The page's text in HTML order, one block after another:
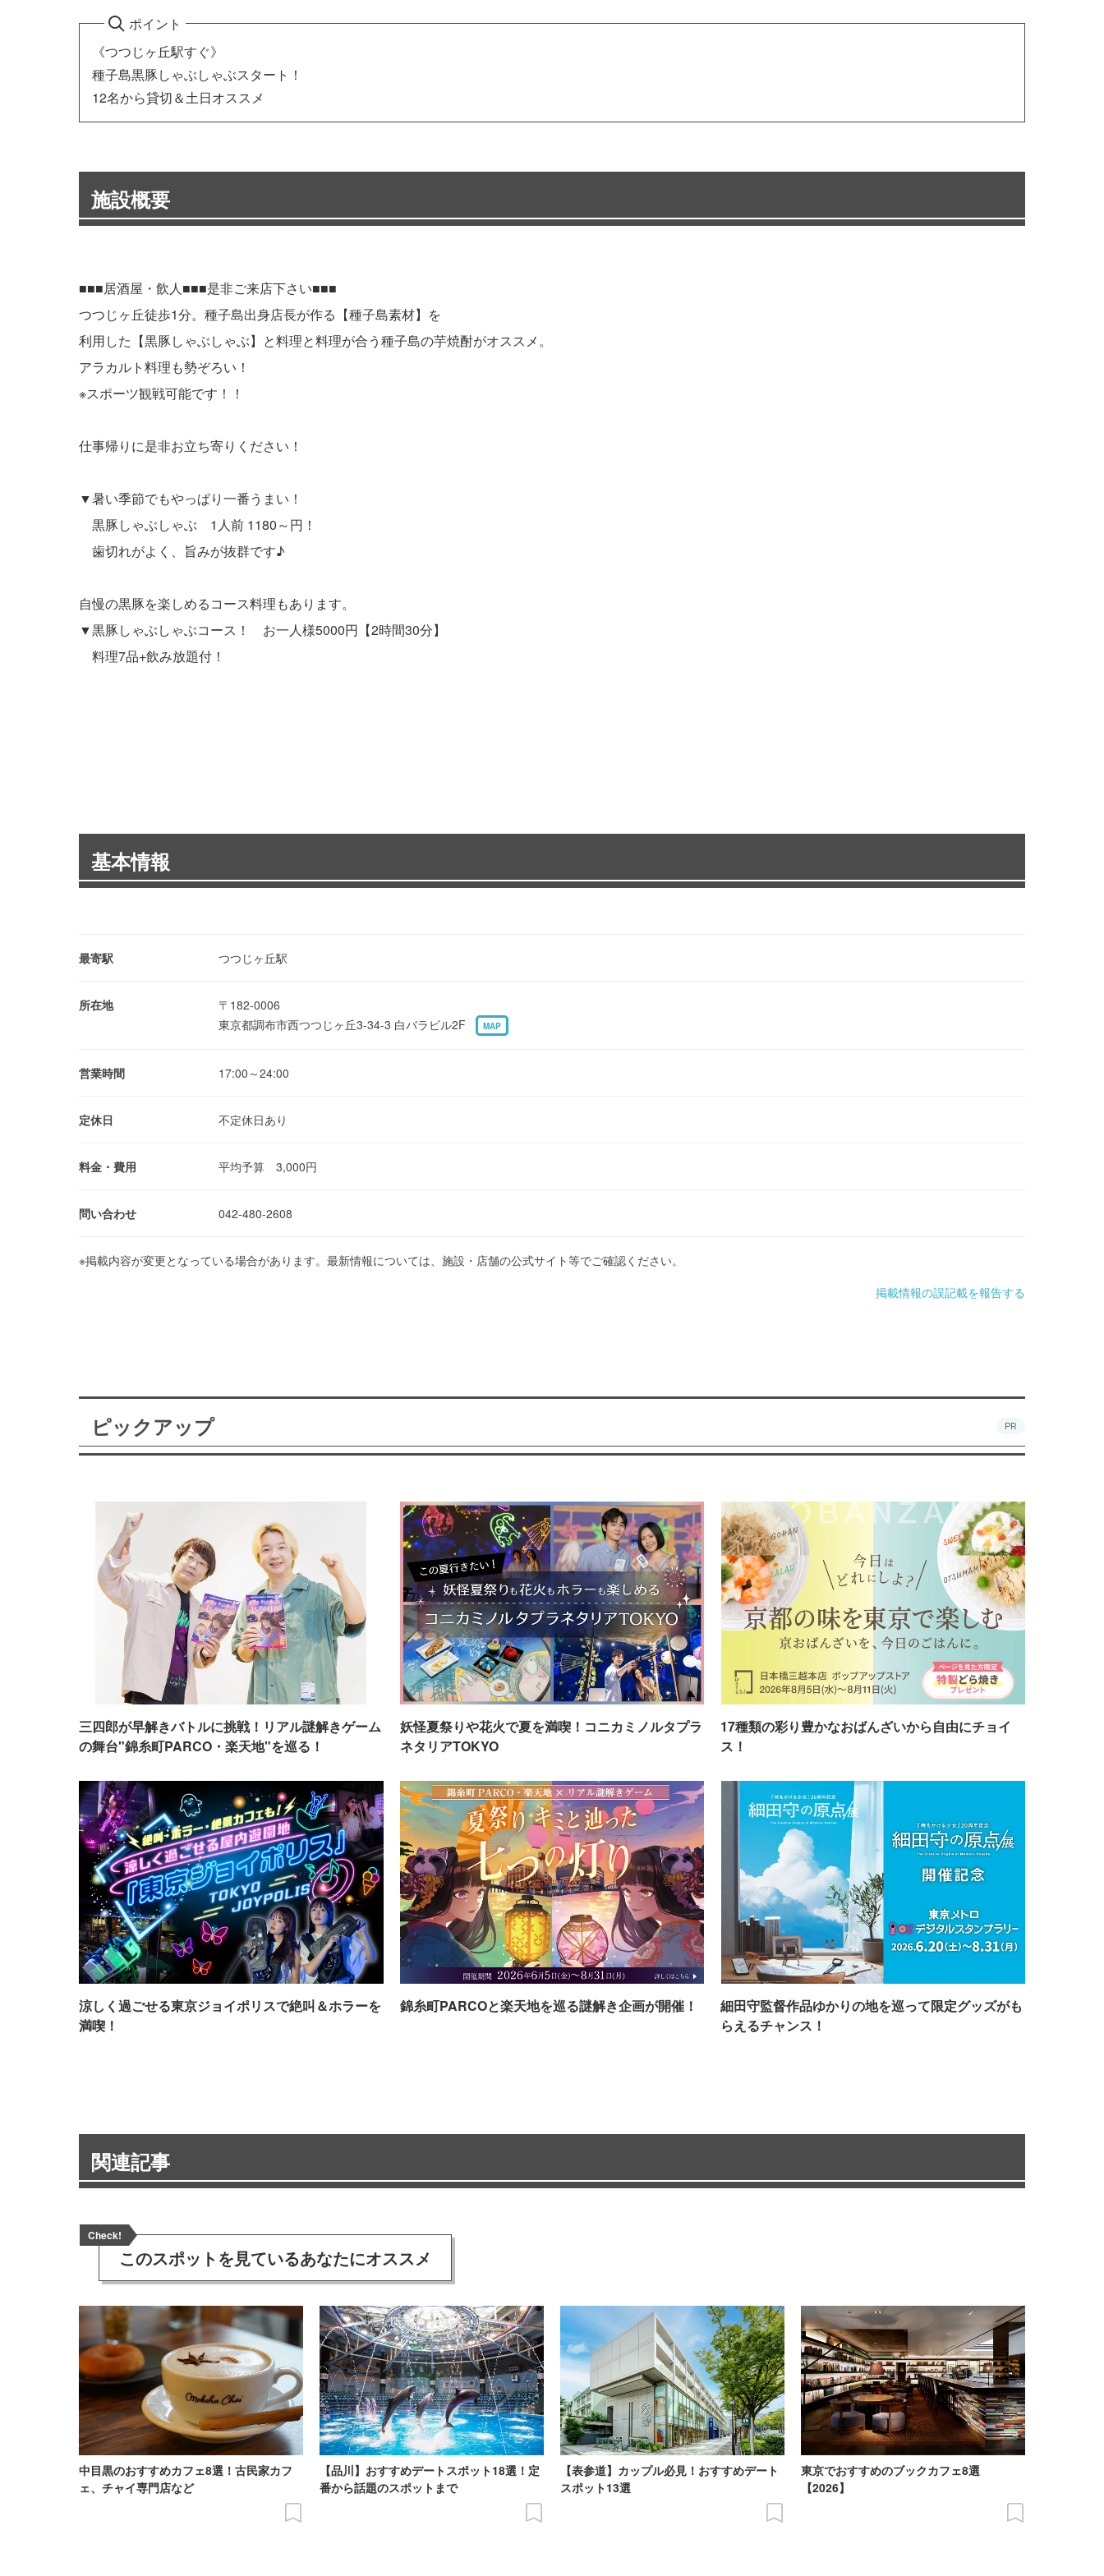
ポイント
《つつじヶ丘駅すぐ》
種子島黒豚しゃぶしゃぶスタート！
12名から貸切＆土日オススメ
施設概要
■■■居酒屋・飲人■■■是非ご来店下さい■■■
つつじヶ丘徒歩1分。種子島出身店長が作る【種子島素材】を
利用した【黒豚しゃぶしゃぶ】と料理と料理が合う種子島の芋焼酎がオススメ。
アラカルト料理も勢ぞろい！
※スポーツ観戦可能です！！
仕事帰りに是非お立ち寄りください！
▼暑い季節でもやっぱり一番うまい！
黒豚しゃぶしゃぶ 1人前 1180～円！
歯切れがよく、旨みが抜群です♪
自慢の黒豚を楽しめるコース料理もあります。
▼黒豚しゃぶしゃぶコース！ お一人様5000円【2時間30分】
料理7品+飲み放題付！
基本情報
最寄駅 つつじヶ丘駅
所在地
〒182-0006
東京都調布市西つつじヶ丘3-34-3 白バラビル2F
MAP
営業時間 17:00～24:00
定休日 不定休日あり
料金・費用 平均予算 3,000円
問い合わせ 042-480-2608
※掲載内容が変更となっている場合があります。最新情報については、施設・店舗の公式サイト等でご確認ください。
掲載情報の誤記載を報告する
ピックアップ PR
三四郎が早解きバトルに挑戦！リアル謎解きゲーム
の舞台"錦糸町PARCO・楽天地"を巡る！
妖怪夏祭りや花火で夏を満喫！コニカミノルタプラ
ネタリアTOKYO
17種類の彩り豊かなおばんざいから自由にチョイ
ス！
涼しく過ごせる東京ジョイポリスで絶叫＆ホラーを
満喫！
錦糸町PARCOと楽天地を巡る謎解き企画が開催！
細田守監督作品ゆかりの地を巡って限定グッズがも
らえるチャンス！
関連記事
Check!
このスポットを見ているあなたにオススメ
中目黒のおすすめカフェ8選！古民家カフ
ェ、チャイ専門店など
【品川】おすすめデートスポット18選！定
番から話題のスポットまで
【表参道】カップル必見！おすすめデート
スポット13選
東京でおすすめのブックカフェ8選
【2026】